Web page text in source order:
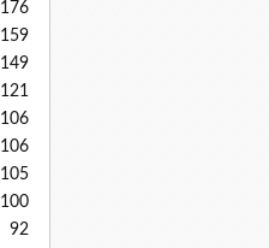
176
159
149
121
106
106
105
100
92